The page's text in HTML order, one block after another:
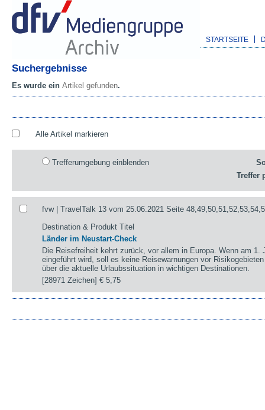
STARTSEITE
Suchergebnisse
Es wurde ein Artikel gefunden.
Alle Artikel markieren
Trefferumgebung einblenden
Treffer
fvw | TravelTalk 13 vom 25.06.2021 Seite
Destination & Produkt Titel
Länder im Neustart-Check
Die Reisefreiheit kehrt zurück, vor allem in Europa. Wenn am 1.
eingeführt wird, soll es keine Reisewarnungen vor
über die aktuelle Urlaubssituation in wichtigen Destinationen.
[28971 Zeichen]€ 5,75